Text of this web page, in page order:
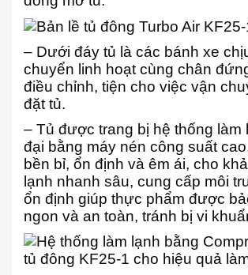
– Dưới đáy tủ là các bánh xe
chuyển linh hoạt cùng chân
điều chỉnh, tiện cho việc vận
đặt tủ.
– Tủ được trang bị hệ thống làm
đại bằng máy nén công suất
bền bỉ, ổn định và êm ái, cho
lạnh nhanh sâu, cung cấp môi
ổn định giúp thực phẩm được
ngon và an toàn, tránh bị vi